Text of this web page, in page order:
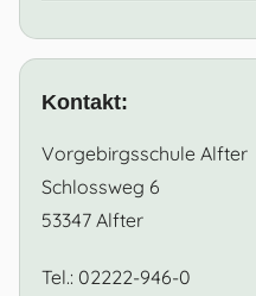
Kontakt:
Vorgebirgsschule Alfter
Schlossweg 6
53347 Alfter
Tel.: 02222-946-0